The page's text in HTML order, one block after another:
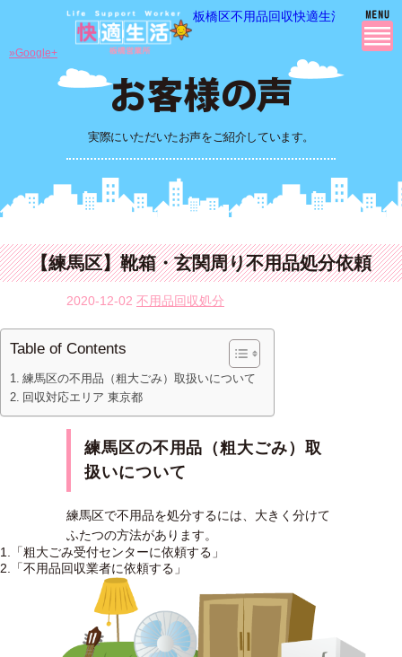
板橋区不用品回収快適生活の 不用
実際にいただいたお声をご紹介しています。
»Google+
【練馬区】靴箱・玄関周り不用品処分依頼
2020-12-02 不用品回収処分
Table of Contents
練馬区の不用品（粗大ごみ）取扱いについて
回収対応エリア 東京都
練馬区の不用品（粗大ごみ）取
扱いについて
練馬区で不用品を処分するには、大きく分けて
ふたつの方法があります。
1.「粗大ごみ受付センターに依頼する」
2.「不用品回収業者に依頼する」